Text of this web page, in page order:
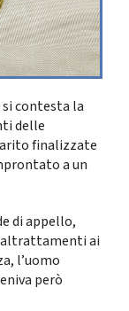
contesta la
delle
finalizzate
a un
di appello,
ai
l’uomo
però